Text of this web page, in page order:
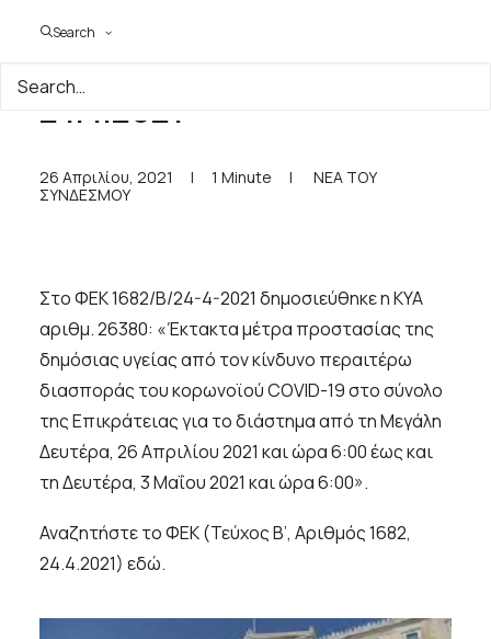
Search
Δημοσίευση ΦΕΚ 1682 Β' /
24.4.2021
26 Απριλίου, 2021 | 1 Minute |
ΝΕΑ ΤΟΥ
ΣΥΝΔΕΣΜΟΥ
Στο ΦΕΚ 1682/Β/24-4-2021 δημοσιεύθηκε η ΚΥΑ
αριθμ. 26380: «Έκτακτα μέτρα προστασίας της
δημόσιας υγείας από τον κίνδυνο περαιτέρω
διασποράς του κορωνοϊού COVID-19 στο σύνολο
της Επικράτειας για το διάστημα από τη Μεγάλη
Δευτέρα, 26 Απριλίου 2021 και ώρα 6:00 έως και
τη Δευτέρα, 3 Μαΐου 2021 και ώρα 6:00».
Αναζητήστε το ΦΕΚ (Τεύχος Β’, Αριθμός 1682,
24.4.2021) εδώ.